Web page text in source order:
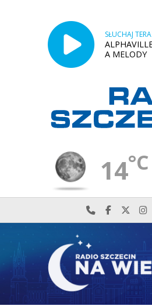
SŁUCHAJ
A MELODY
14°C
Najlepiej po
Odwiedź